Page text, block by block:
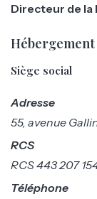
Directeur de la
Hébergement
Siège social
Adresse
55, avenue
RCS
RCS 443 207
Téléphone